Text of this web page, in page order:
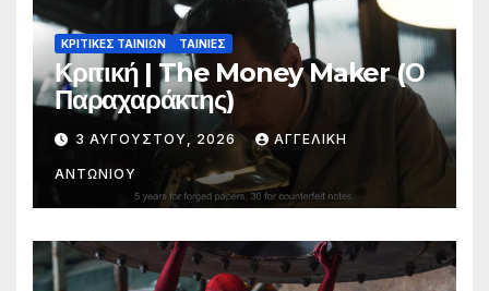
ΚΡΙΤΙΚΕΣ ΤΑΙΝΙΩΝ ΤΑΙΝΙΕΣ
Κριτική | The Money Maker (Ο
Παραχαράκτης)
3 ΑΥΓΟΎΣΤΟΥ, 2026 ΑΓΓΕΛΙΚΉ
ΑΝΤΩΝΊΟΥ